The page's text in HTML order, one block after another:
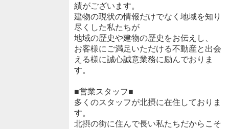
績がございます。
建物の現状の情報だけでなく地域を知り
尽くした私たちが
地域の歴史や建物の歴史をお伝えし、
お客様にご満足いただける不動産と出会
える様に誠心誠意業務に励んでおりま
す。
■営業スタッフ■
多くのスタッフが北摂に在住しておりま
す。
北摂の街に住んで長い私たちだからこそ